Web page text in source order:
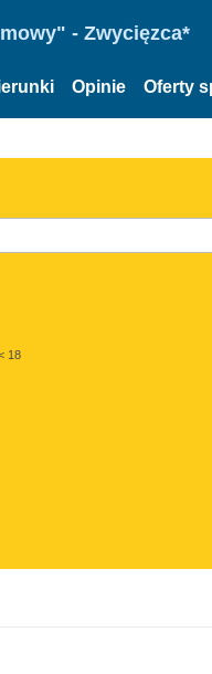
- Zwycięzca*
Opinie Oferty
18